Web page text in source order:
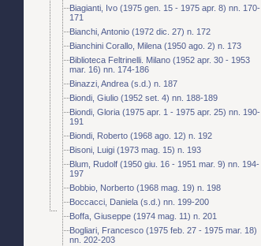
Biagianti, Ivo (1975 gen. 15 - 1975 apr. 8) nn. 170-
171
Bianchi, Antonio (1972 dic. 27) n. 172
Bianchini Corallo, Milena (1950 ago. 2) n. 173
Biblioteca Feltrinelli. Milano (1952 apr. 30 - 1953
mar. 16) nn. 174-186
Binazzi, Andrea (s.d.) n. 187
Biondi, Giulio (1952 set. 4) nn. 188-189
Biondi, Gloria (1975 apr. 1 - 1975 apr. 25) nn. 190-
191
Biondi, Roberto (1968 ago. 12) n. 192
Bisoni, Luigi (1973 mag. 15) n. 193
Blum, Rudolf (1950 giu. 16 - 1951 mar. 9) nn. 194-
197
Bobbio, Norberto (1968 mag. 19) n. 198
Boccacci, Daniela (s.d.) nn. 199-200
Boffa, Giuseppe (1974 mag. 11) n. 201
Bogliari, Francesco (1975 feb. 27 - 1975 mar. 18)
nn. 202-203